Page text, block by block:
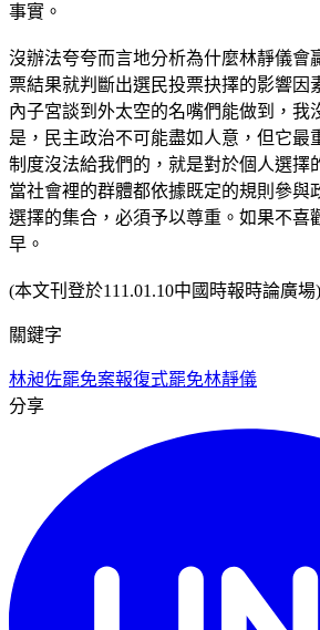
事實。
沒辦法夸夸而言地分析為什麼林靜儀會
票結果就判斷出選民投票抉擇的影響因
內子宮談到外太空的名嘴們能做到，我
是，民主政治不可能盡如人意，但它最
制度沒法給我們的，就是對於個人選擇
當社會裡的群體都依據既定的規則參與
選擇的集合，必須予以尊重。如果不喜
早。
(本文刊登於111.01.10中國時報時論廣場)
關鍵字
林昶佐罷免案報復式罷免林靜儀
分享